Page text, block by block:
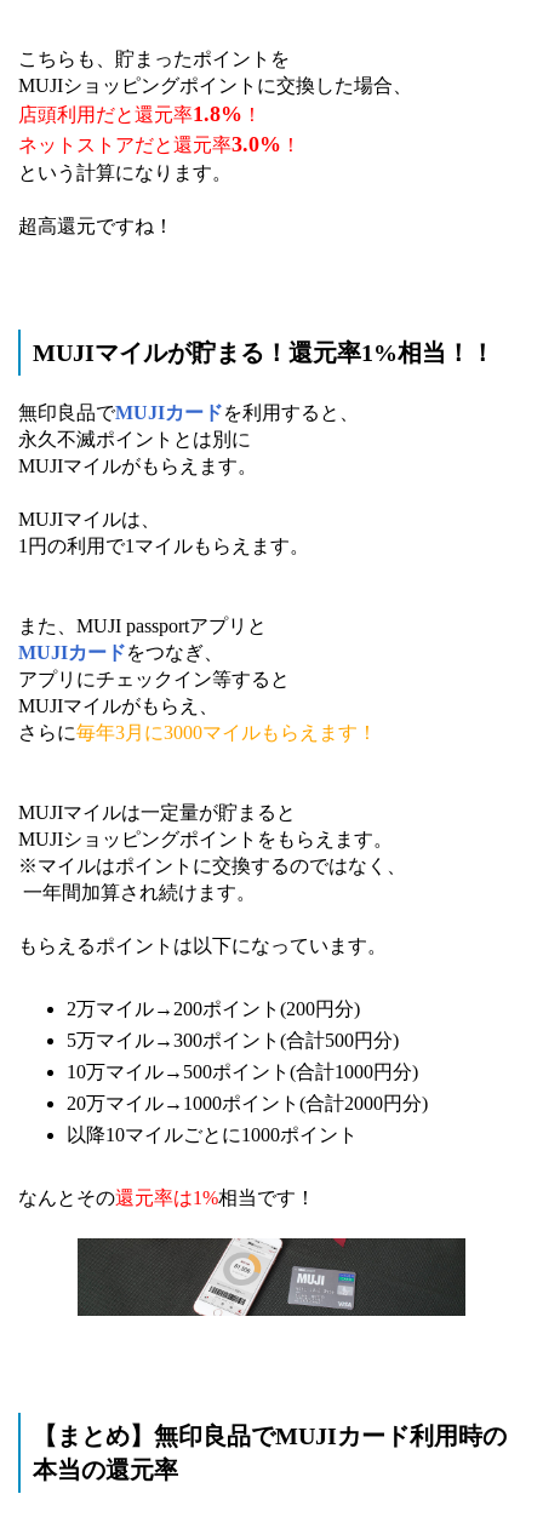
こちらも、貯まったポイントを
MUJIショッピングポイントに交換した場合、
店頭利用だと還元率1.8% ！
ネットストアだと還元率3.0% ！
という計算になります。
超高還元ですね！
MUJIマイルが貯まる！還元率1%相当！！
無印良品でMUJIカードを利用すると、
永久不滅ポイントとは別に
MUJIマイルがもらえます。
MUJIマイルは、
1円の利用で1マイルもらえます。
また、MUJI passportアプリと
MUJIカードをつなぎ、
アプリにチェックイン等すると
MUJIマイルがもらえ、
さらに毎年3月に3000マイルもらえます！
MUJIマイルは一定量が貯まると
MUJIショッピングポイントをもらえます。
※マイルはポイントに交換するのではなく、
一年間加算され続けます。
もらえるポイントは以下になっています。
2万マイル→200ポイント(200円分)
5万マイル→300ポイント(合計500円分)
10万マイル→500ポイント(合計1000円分)
20万マイル→1000ポイント(合計2000円分)
以降10マイルごとに1000ポイント
なんとその還元率は1%相当です！
【まとめ】無印良品でMUJIカード利用時の
本当の還元率